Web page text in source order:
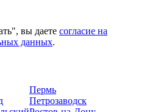
", вы даете согласие на
данных.
Пермь
Петрозаводск